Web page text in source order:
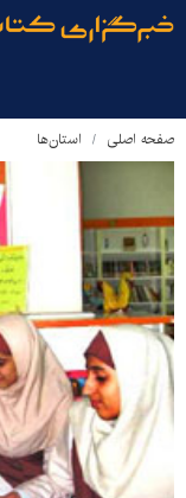
صفحه اصلی استان‌ها